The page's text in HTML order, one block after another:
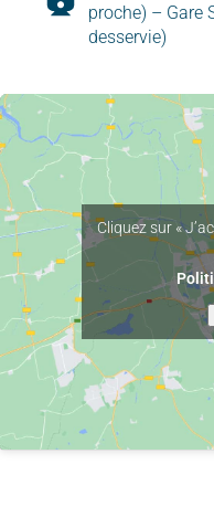
proche) – Gare
desservie)
Cliquez sur «